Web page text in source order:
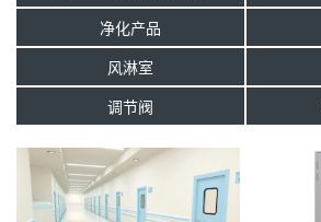
净化产品
风淋室
调节阀